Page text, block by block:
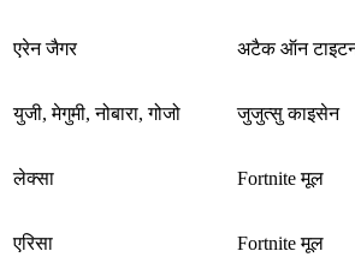
एरेन जैगर अटैक ऑन
युजी, मेगुमी, नोबारा, गोजो जुजुत्सु काइसेन
लेक्सा Fortnite मूल
एरिसा Fortnite मूल